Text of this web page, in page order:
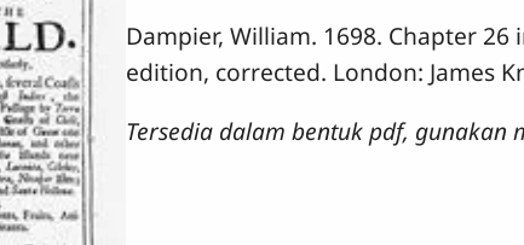
Dampier, William. 1698. Chapter 26
edition, corrected. London: James
Tersedia dalam bentuk pdf, gunakan